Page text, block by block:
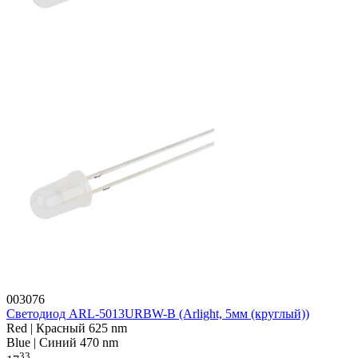
003076
Светодиод ARL-5013URBW-B (Arlight, 5мм (круглый))
Red | Красный 625 nm
Blue | Синий 470 nm